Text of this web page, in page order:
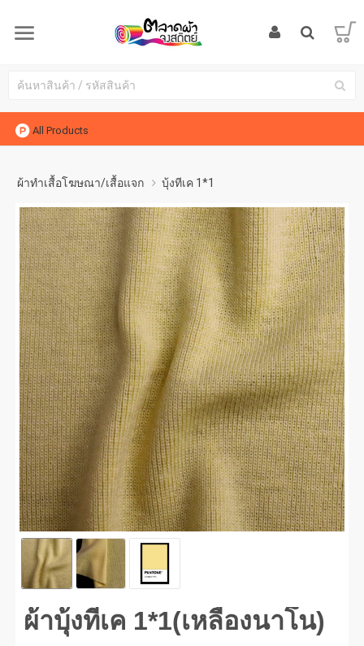
All Products
ผ้าทำเสื้อโฆษณา/เสื้อแจก บุ้งทีเค 1*1
บุ้งทีเค 1*1(เหลืองนาโน) #1
ผ้าบุ้งทีเค 1*1(เหลืองนาโน)